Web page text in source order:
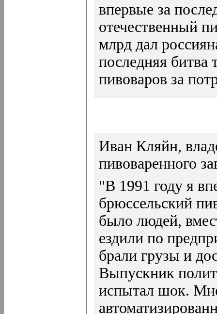
впервые за
отечественный
млрд дал
последняя
пивоваров за
Иван Кляйн,
пивоваренного
"В 1991 году я
брюссельский
было людей,
ездили по
брали грузы и
Выпускник
испытал шок.